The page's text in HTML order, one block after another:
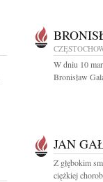
W dniu 10
Bronisław
JAN
Z głębokim
ciężkiej